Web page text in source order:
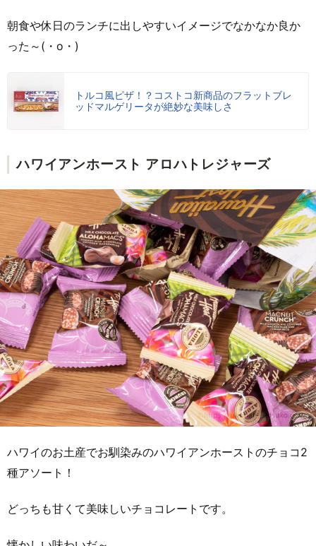
朝食や休日のランチに出しやすいイメージでなかなか良か
った～(・o・)
トルコ風ピザ！？コストコ新商品のフラットブレ
ッドマルゲリータが絶妙な美味しさ
ハワイアンホースト アロハトレジャーズ
ハワイのお土産でお馴染みのハワイアンホーストのチョコ2
種アソート！
どっちも甘くて美味しいチョコレートです。